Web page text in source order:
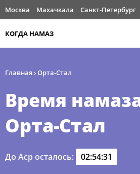
Москва Махачкала Санкт-Петербург
КОГДА НАМАЗ
Главная›Орта-Стал
Время
Орта-Стал
До Аср осталось: 02:54:31